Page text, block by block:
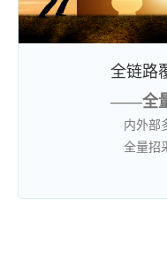
全链路
——全
内外部
全量招